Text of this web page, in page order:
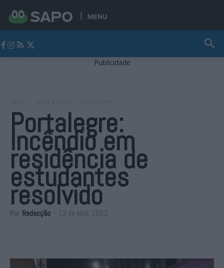
MENU
Publicidade
Portalegre:
Incêndio em
residência de
estudantes
resolvido
Por Redacção - 13 de Abril, 2023